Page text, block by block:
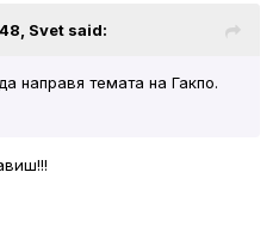
Svet said:
направя темата на Гакпо.